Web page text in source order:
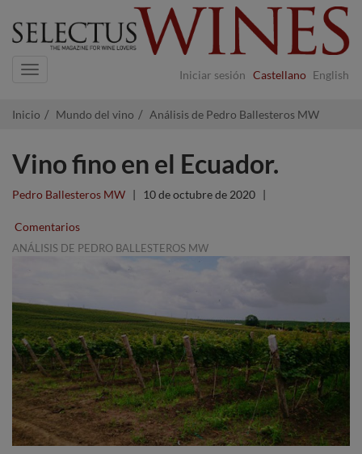
Iniciar sesión Castellano English
Navigation
Inicio Mundo del vino Análisis de Pedro Ballesteros MW
Vino fino en el Ecuador.
Pedro Ballesteros MW | 10 de octubre de 2020 |
Comentarios
ANÁLISIS DE PEDRO BALLESTEROS MW